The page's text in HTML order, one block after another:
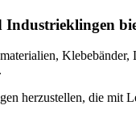
herzustellen, die mit